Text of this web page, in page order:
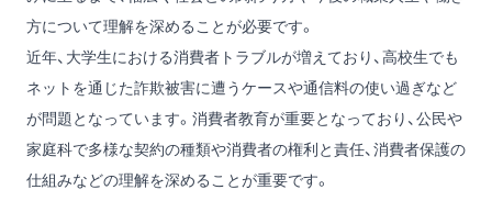
方について理解を深めることが必要です。
近年、大学生における消費者トラブルが増えており、高校生でも
ネットを通じた詐欺被害に遭うケースや通信料の使い過ぎなど
が問題となっています。消費者教育が重要となっており、公民や
家庭科で多様な契約の種類や消費者の権利と責任、消費者保護の
仕組みなどの理解を深めることが重要です。